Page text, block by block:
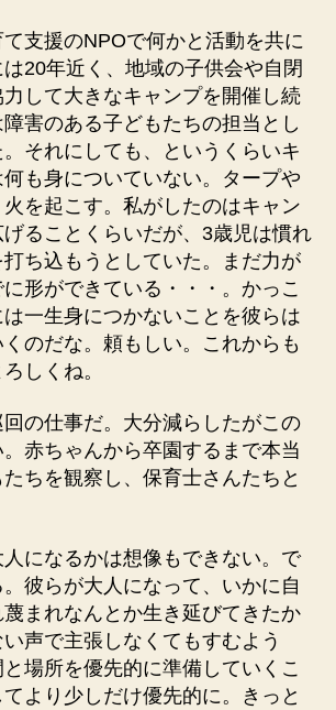
支援のNPOで何かと活動を共に
20年近く、地域の子供会や自閉
して大きなキャンプを開催し続
害のある子どもたちの担当とし
それにしても、というくらいキ
も身についていない。タープや
を起こす。私がしたのはキャン
ることくらいだが、3歳児は慣れ
ち込もうとしていた。まだ力が
形ができている・・・。かっこ
一生身につかないことを彼らは
のだな。頼もしい。これからも
しくね。
の仕事だ。大分減らしたがこの
赤ちゃんから卒園するまで本当
ちを観察し、保育士さんたちと
になるかは想像もできない。で
彼らが大人になって、いかに自
まれなんとか生き延びてきたか
声で主張しなくてもすむよう
場所を優先的に準備していくこ
より少しだけ優先的に。きっと